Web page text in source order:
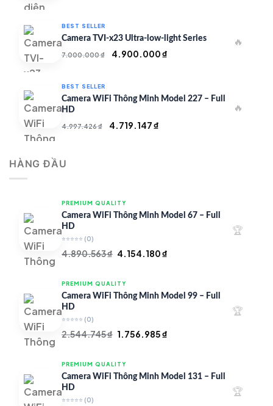
20.000.000 ₫.là:
14.000.000 ₫.
BEST SELLER
Camera TVI-x23 Ultra-low-light Series
7.000.000₫
Giá
7.000.000 ₫.
4.900.000₫
là:
🔥
BEST SELLER
Camera WiFi Thông Minh Model 227 – Full
HD
4.997.426₫
Giá
4.719.147₫
🔥
HÀNG ĐẦU
PREMIUM QUALITY
Camera WiFi Thông Minh Model 67 – Full
HD
⭐⭐⭐⭐⭐ (0)
4.890.563₫ Giá
là:
4.890.563 ₫.
4.154.180₫
là:
🏆
PREMIUM QUALITY
Camera WiFi Thông Minh Model 99 – Full
HD
⭐⭐⭐⭐⭐ (0)
2.544.745₫ Giá
là:
2.544.745 ₫.
1.756.985₫
là:
🏆
PREMIUM QUALITY
Camera WiFi Thông Minh Model 131 – Full
HD
⭐⭐⭐⭐⭐ (0)
🏆